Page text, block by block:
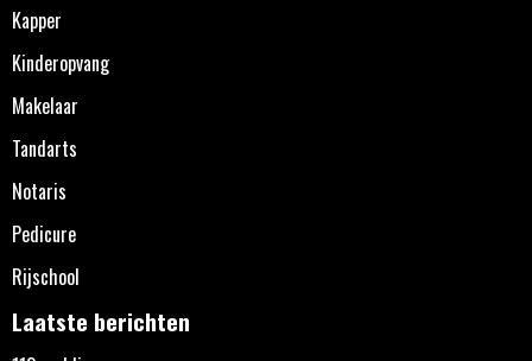
Kapper
Kinderopvang
Makelaar
Tandarts
Notaris
Pedicure
Rijschool
Laatste berichten